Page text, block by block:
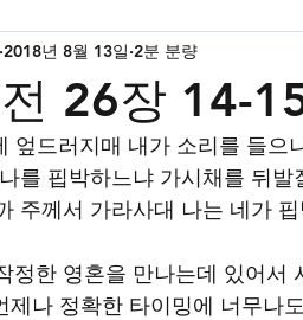
26장 14-
2018년 8월 13일 2분 분량
엎드러지매 내가 소리를 들으
를 핍박하느냐 가시채를 뒤
주께서 가라사대 나는 네가
정한 영혼을 만나는데 있어서
제나 정확한 타이밍에 너무나